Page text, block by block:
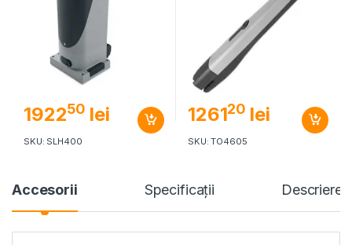
192250 lei
SKU: SLH400
126120 lei
SKU: TO4605
Accesorii Specificaţii Descriere